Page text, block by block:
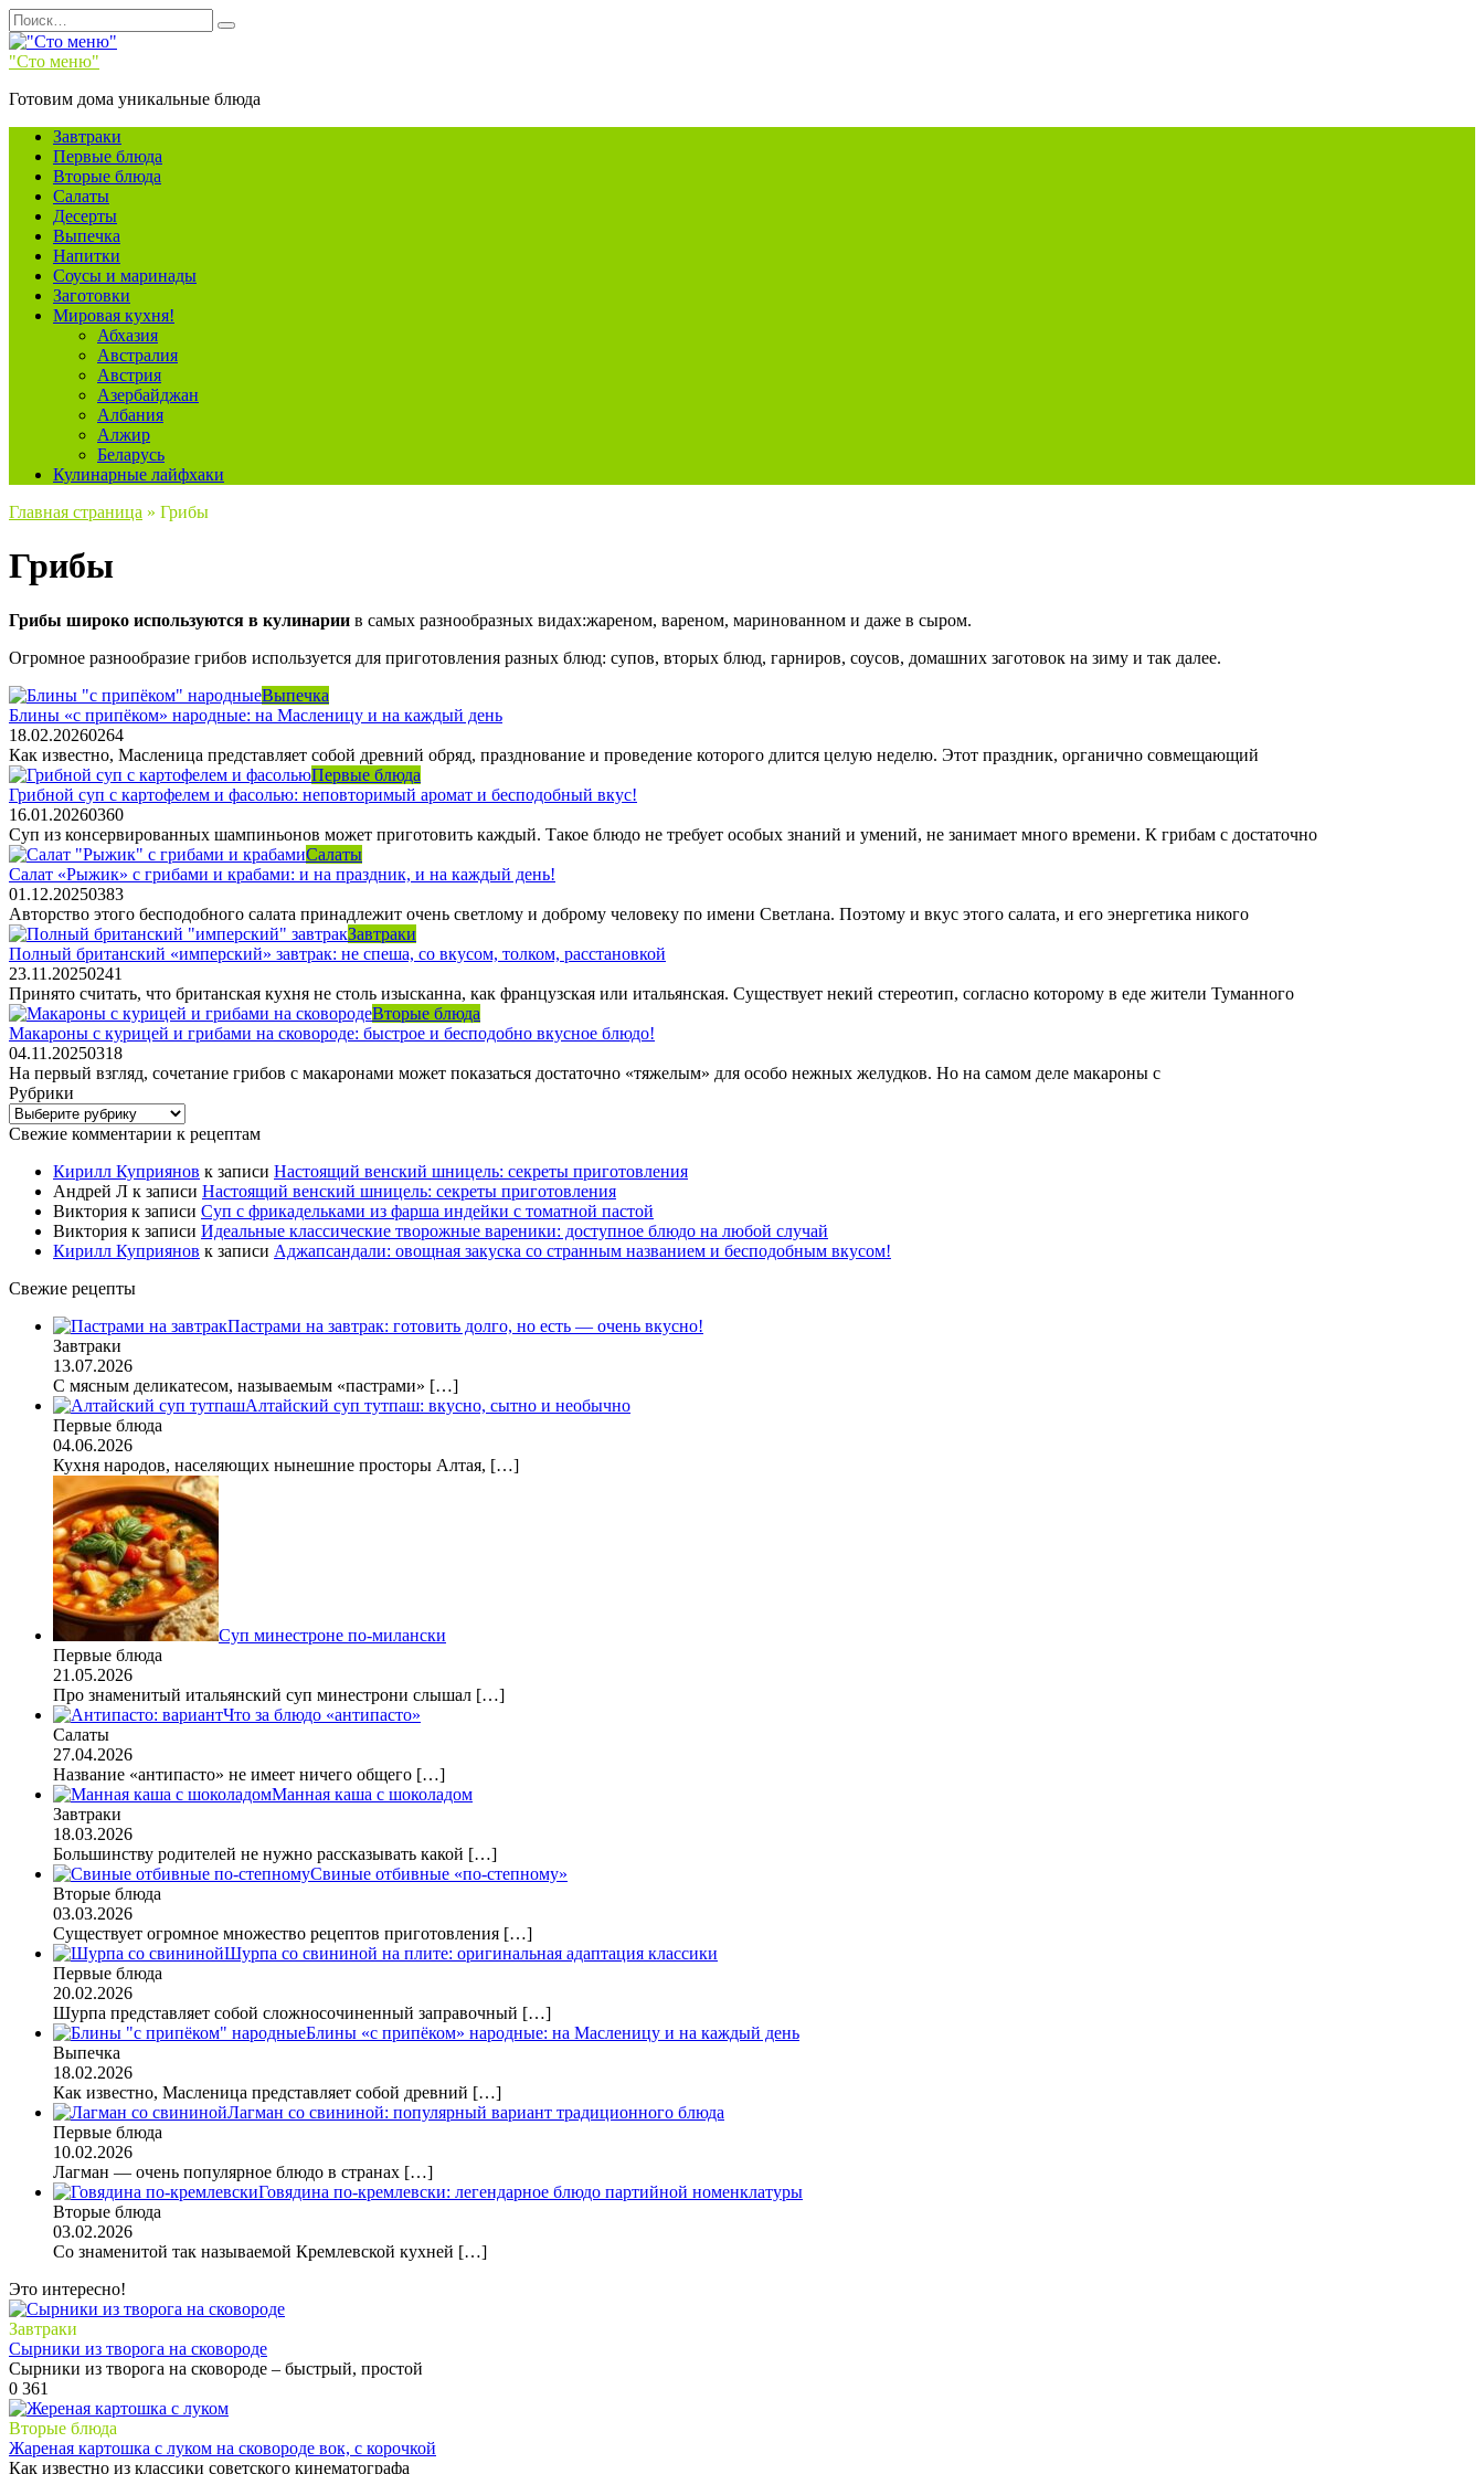
Перейти
к
содержанию
Search
for:
"Сто меню"
Готовим дома уникальные блюда
Завтраки
Первые блюда
Вторые блюда
Салаты
Десерты
Выпечка
Напитки
Соусы и маринады
Заготовки
Мировая кухня!
Абхазия
Австралия
Австрия
Азербайджан
Албания
Алжир
Беларусь
Кулинарные лайфхаки
Главная страница » Грибы
Грибы
Грибы широко используются в кулинарии в самых разнообразных видах:жареном, вареном, маринованном и даже в сыром.
Огромное разнообразие грибов используется для приготовления разных блюд: супов, вторых блюд, гарниров, соусов, домашних заготовок на зиму и так далее.
Выпечка
Блины «с припёком» народные: на Масленицу и на каждый день
18.02.20260264
Как известно, Масленица представляет собой древний обряд, празднование и проведение которого длится целую неделю. Этот праздник, органично совмещающий
Первые блюда
Грибной суп с картофелем и фасолью: неповторимый аромат и бесподобный вкус!
16.01.20260360
Суп из консервированных шампиньонов может приготовить каждый. Такое блюдо не требует особых знаний и умений, не занимает много времени. К грибам с достаточно
Салаты
Салат «Рыжик» с грибами и крабами: и на праздник, и на каждый день!
01.12.20250383
Авторство этого бесподобного салата принадлежит очень светлому и доброму человеку по имени Светлана. Поэтому и вкус этого салата, и его энергетика никого
Завтраки
Полный британский «имперский» завтрак: не спеша, со вкусом, толком, расстановкой
23.11.20250241
Принято считать, что британская кухня не столь изысканна, как французская или итальянская. Существует некий стереотип, согласно которому в еде жители Туманного
Вторые блюда
Макароны с курицей и грибами на сковороде: быстрое и бесподобно вкусное блюдо!
04.11.20250318
На первый взгляд, сочетание грибов с макаронами может показаться достаточно «тяжелым» для особо нежных желудков. Но на самом деле макароны с
Рубрики
Рубрики
Свежие комментарии к рецептам
Кирилл Куприянов к записи Настоящий венский шницель: секреты приготовления
Андрей Л к записи Настоящий венский шницель: секреты приготовления
Виктория к записи Суп с фрикадельками из фарша индейки с томатной пастой
Виктория к записи Идеальные классические творожные вареники: доступное блюдо на любой случай
Кирилл Куприянов к записи Аджапсандали: овощная закуска со странным названием и бесподобным вкусом!
Свежие рецепты
Пастрами на завтрак: готовить долго, но есть — очень вкусно!
Завтраки
13.07.2026
С мясным деликатесом, называемым «пастрами» […]
Алтайский суп тутпаш: вкусно, сытно и необычно
Первые блюда
04.06.2026
Кухня народов, населяющих нынешние просторы Алтая, […]
Суп минестроне по-милански
Первые блюда
21.05.2026
Про знаменитый итальянский суп минестрони слышал […]
Что за блюдо «антипасто»
Салаты
27.04.2026
Название «антипасто» не имеет ничего общего […]
Манная каша с шоколадом
Завтраки
18.03.2026
Большинству родителей не нужно рассказывать какой […]
Свиные отбивные «по-степному»
Вторые блюда
03.03.2026
Существует огромное множество рецептов приготовления […]
Шурпа со свининой на плите: оригинальная адаптация классики
Первые блюда
20.02.2026
Шурпа представляет собой сложносочиненный заправочный […]
Блины «с припёком» народные: на Масленицу и на каждый день
Выпечка
18.02.2026
Как известно, Масленица представляет собой древний […]
Лагман со свининой: популярный вариант традиционного блюда
Первые блюда
10.02.2026
Лагман — очень популярное блюдо в странах […]
Говядина по-кремлевски: легендарное блюдо партийной номенклатуры
Вторые блюда
03.02.2026
Со знаменитой так называемой Кремлевской кухней […]
Это интересно!
Завтраки
Сырники из творога на сковороде
Сырники из творога на сковороде – быстрый, простой
0 361
Вторые блюда
Жареная картошка с луком на сковороде вок, с корочкой
Как известно из классики советского кинематографа